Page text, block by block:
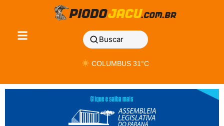
Buscar
COLUMBUS 31°C